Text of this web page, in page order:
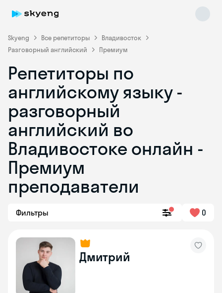
Skyeng Все репетиторы
Владивосток
Разговорный английский
Премиум
Репетиторы по
английскому языку -
разговорный
английский во
Владивостоке онлайн -
Премиум
преподаватели
Фильтры 0
Дмитрий
Skyeng Chat